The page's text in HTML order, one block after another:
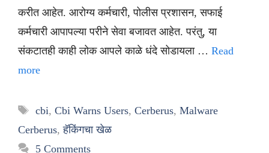
करीत आहेत. आरोग्य कर्मचारी, पोलीस प्रशासन, सफाई
कर्मचारी आपापल्या परीने सेवा बजावत आहेत. परंतु, या
संकटातही काही लोक आपले काळे धंदे सोडायला … Read
more
Tags
cbi, Cbi Warns Users, Cerberus, Malware
Cerberus,हॅकिंगचा खेळ
5 Comments